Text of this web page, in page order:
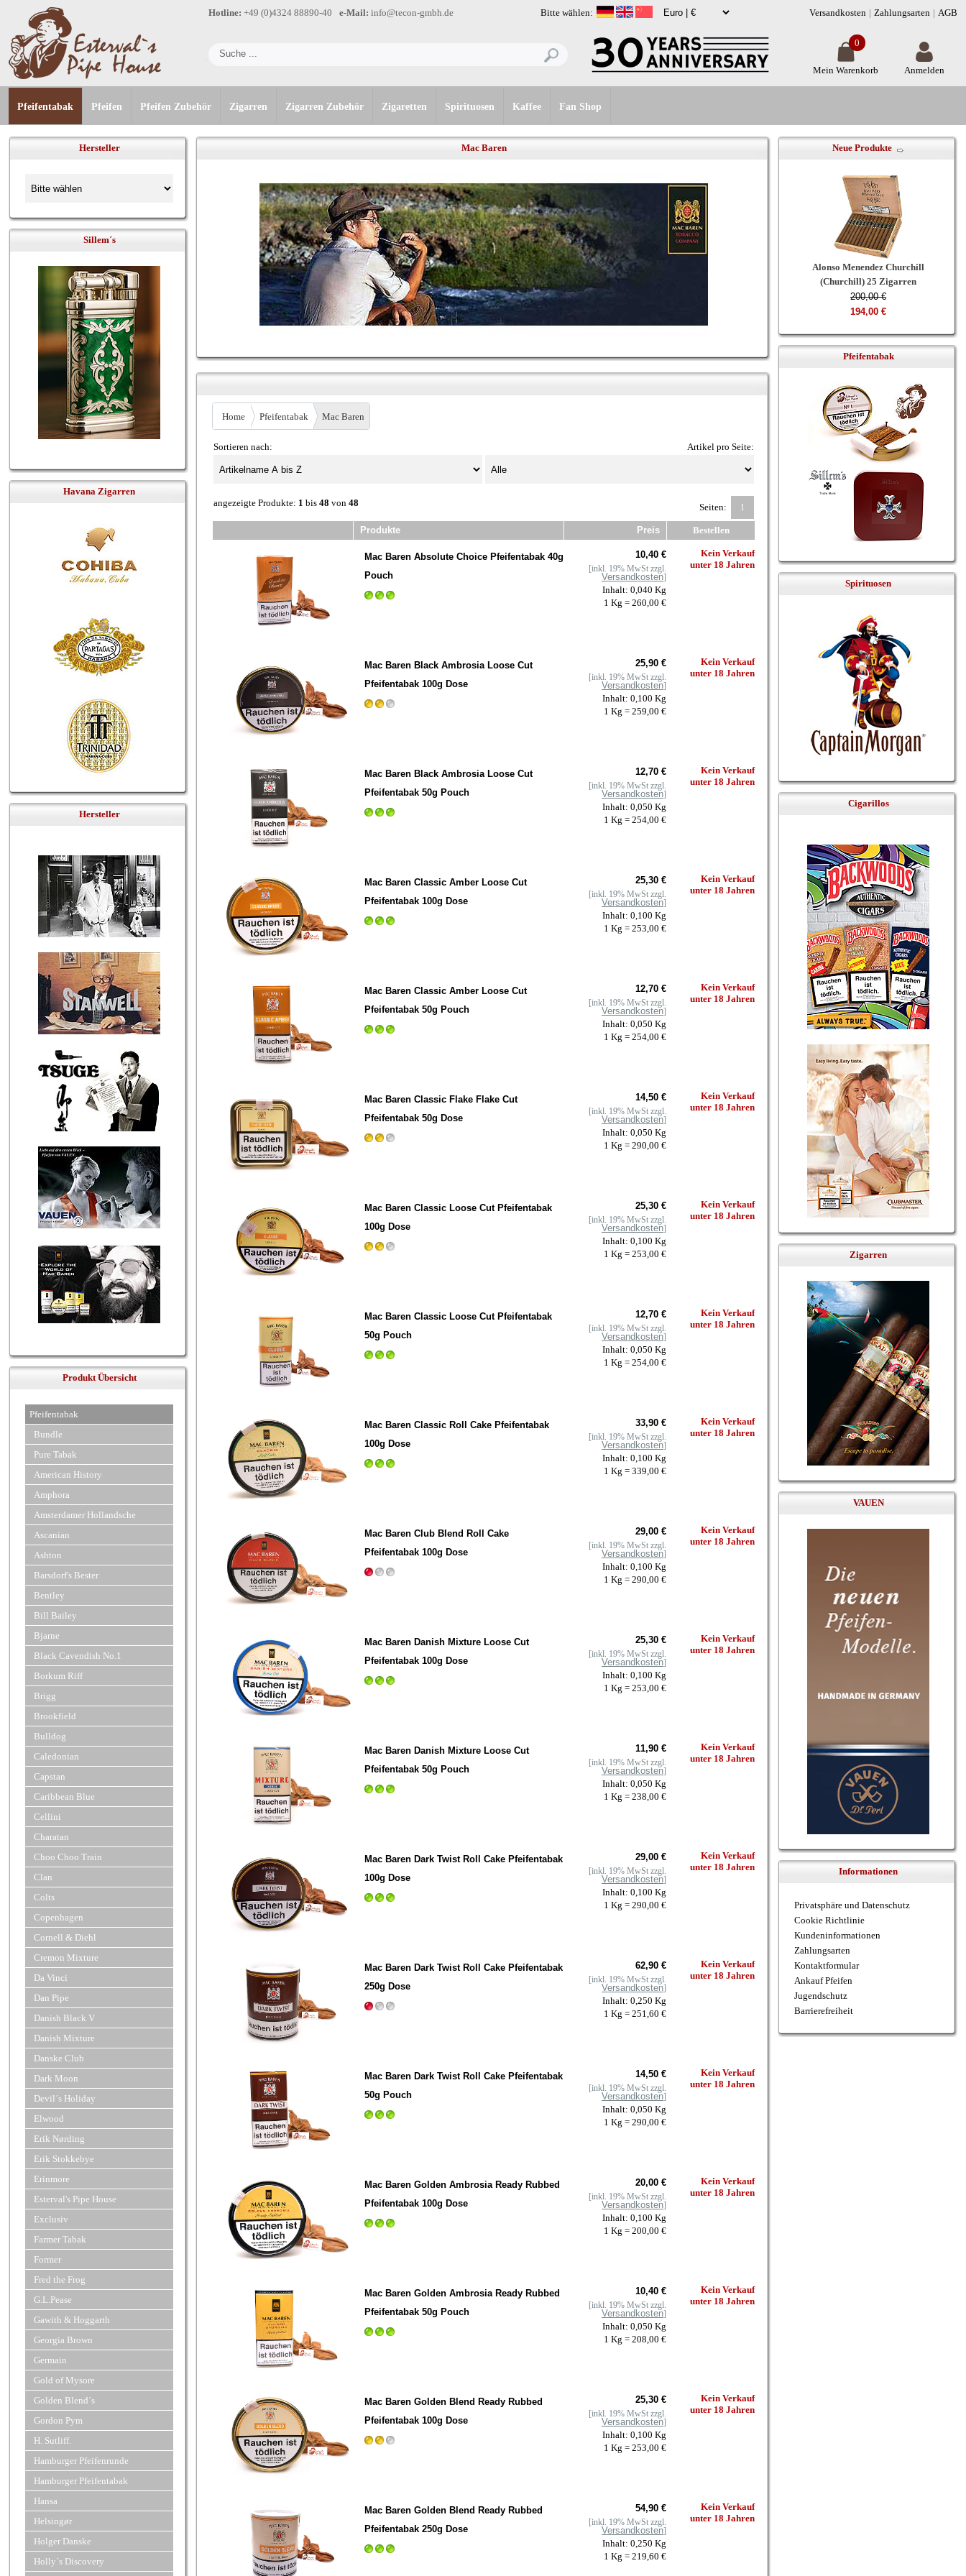
Bitte wählen:
Hotline: +49 (0)4324 88890-40 e-Mail: info@tecon-gmbh.de Versandkosten Zahlungsarten AGB
Anmelden
Mein Warenkorb
0
Pfeifentabak Pfeifen Pfeifen Zubehör Zigarren Zigarren Zubehör Zigaretten Spirituosen Kaffee Fan Shop
Hersteller
Sillem´s
Havana Zigarren
Hersteller
Produkt Übersicht
Pfeifentabak
Bundle
Pure Tabak
American History
Amphora
Amsterdamer Hollandsche
Ascanian
Ashton
Barsdorf's Bester
Bentley
Bill Bailey
Bjarne
Black Cavendish No.1
Borkum Riff
Brigg
Brookfield
Bulldog
Caledonian
Capstan
Caribbean Blue
Cellini
Charatan
Choo Choo Train
Clan
Colts
Copenhagen
Cornell & Diehl
Cremon Mixture
Da Vinci
Dan Pipe
Danish Black V
Danish Mixture
Danske Club
Dark Moon
Devil´s Holiday
Elwood
Erik Nørding
Erik Stokkebye
Erinmore
Esterval's Pipe House
Exclusiv
Farmer Tabak
Former
Fred the Frog
G.L.Pease
Gawith & Hoggarth
Georgia Brown
Germain
Gold of Mysore
Golden Blend´s
Gordon Pym
H. Sutliff.
Hamburger Pfeifenrunde
Hamburger Pfeifentabak
Hansa
Helsingør
Holger Danske
Holly´s Discovery
Mac Baren
Home Pfeifentabak Mac Baren
Sortieren nach: Artikel pro Seite:
angezeigte Produkte: 1 bis 48 von 48 Seiten: 1
Produkte Preis Bestellen
Mac Baren Absolute Choice Pfeifentabak 40g
Pouch
10,40 €
[inkl. 19% MwSt zzgl.
Versandkosten]
Inhalt: 0,040 Kg
1 Kg = 260,00 €
Kein Verkauf
unter 18 Jahren
Mac Baren Black Ambrosia Loose Cut
Pfeifentabak 100g Dose
25,90 €
[inkl. 19% MwSt zzgl.
Versandkosten]
Inhalt: 0,100 Kg
1 Kg = 259,00 €
Kein Verkauf
unter 18 Jahren
Mac Baren Black Ambrosia Loose Cut
Pfeifentabak 50g Pouch
12,70 €
[inkl. 19% MwSt zzgl.
Versandkosten]
Inhalt: 0,050 Kg
1 Kg = 254,00 €
Kein Verkauf
unter 18 Jahren
Mac Baren Classic Amber Loose Cut
Pfeifentabak 100g Dose
25,30 €
[inkl. 19% MwSt zzgl.
Versandkosten]
Inhalt: 0,100 Kg
1 Kg = 253,00 €
Kein Verkauf
unter 18 Jahren
Mac Baren Classic Amber Loose Cut
Pfeifentabak 50g Pouch
12,70 €
[inkl. 19% MwSt zzgl.
Versandkosten]
Inhalt: 0,050 Kg
1 Kg = 254,00 €
Kein Verkauf
unter 18 Jahren
Mac Baren Classic Flake Flake Cut
Pfeifentabak 50g Dose
14,50 €
[inkl. 19% MwSt zzgl.
Versandkosten]
Inhalt: 0,050 Kg
1 Kg = 290,00 €
Kein Verkauf
unter 18 Jahren
Mac Baren Classic Loose Cut Pfeifentabak
100g Dose
25,30 €
[inkl. 19% MwSt zzgl.
Versandkosten]
Inhalt: 0,100 Kg
1 Kg = 253,00 €
Kein Verkauf
unter 18 Jahren
Mac Baren Classic Loose Cut Pfeifentabak
50g Pouch
12,70 €
[inkl. 19% MwSt zzgl.
Versandkosten]
Inhalt: 0,050 Kg
1 Kg = 254,00 €
Kein Verkauf
unter 18 Jahren
Mac Baren Classic Roll Cake Pfeifentabak
100g Dose
33,90 €
[inkl. 19% MwSt zzgl.
Versandkosten]
Inhalt: 0,100 Kg
1 Kg = 339,00 €
Kein Verkauf
unter 18 Jahren
Mac Baren Club Blend Roll Cake
Pfeifentabak 100g Dose
29,00 €
[inkl. 19% MwSt zzgl.
Versandkosten]
Inhalt: 0,100 Kg
1 Kg = 290,00 €
Kein Verkauf
unter 18 Jahren
Mac Baren Danish Mixture Loose Cut
Pfeifentabak 100g Dose
25,30 €
[inkl. 19% MwSt zzgl.
Versandkosten]
Inhalt: 0,100 Kg
1 Kg = 253,00 €
Kein Verkauf
unter 18 Jahren
Mac Baren Danish Mixture Loose Cut
Pfeifentabak 50g Pouch
11,90 €
[inkl. 19% MwSt zzgl.
Versandkosten]
Inhalt: 0,050 Kg
1 Kg = 238,00 €
Kein Verkauf
unter 18 Jahren
Mac Baren Dark Twist Roll Cake Pfeifentabak
100g Dose
29,00 €
[inkl. 19% MwSt zzgl.
Versandkosten]
Inhalt: 0,100 Kg
1 Kg = 290,00 €
Kein Verkauf
unter 18 Jahren
Mac Baren Dark Twist Roll Cake Pfeifentabak
250g Dose
62,90 €
[inkl. 19% MwSt zzgl.
Versandkosten]
Inhalt: 0,250 Kg
1 Kg = 251,60 €
Kein Verkauf
unter 18 Jahren
Mac Baren Dark Twist Roll Cake Pfeifentabak
50g Pouch
14,50 €
[inkl. 19% MwSt zzgl.
Versandkosten]
Inhalt: 0,050 Kg
1 Kg = 290,00 €
Kein Verkauf
unter 18 Jahren
Mac Baren Golden Ambrosia Ready Rubbed
Pfeifentabak 100g Dose
20,00 €
[inkl. 19% MwSt zzgl.
Versandkosten]
Inhalt: 0,100 Kg
1 Kg = 200,00 €
Kein Verkauf
unter 18 Jahren
Mac Baren Golden Ambrosia Ready Rubbed
Pfeifentabak 50g Pouch
10,40 €
[inkl. 19% MwSt zzgl.
Versandkosten]
Inhalt: 0,050 Kg
1 Kg = 208,00 €
Kein Verkauf
unter 18 Jahren
Mac Baren Golden Blend Ready Rubbed
Pfeifentabak 100g Dose
25,30 €
[inkl. 19% MwSt zzgl.
Versandkosten]
Inhalt: 0,100 Kg
1 Kg = 253,00 €
Kein Verkauf
unter 18 Jahren
Mac Baren Golden Blend Ready Rubbed
Pfeifentabak 250g Dose
54,90 €
[inkl. 19% MwSt zzgl.
Versandkosten]
Inhalt: 0,250 Kg
1 Kg = 219,60 €
Kein Verkauf
unter 18 Jahren
Neue Produkte
Alonso Menendez Churchill
(Churchill) 25 Zigarren
200,00 €
194,00 €
Pfeifentabak
Spirituosen
Cigarillos
Zigarren
VAUEN
Informationen
Privatsphäre und Datenschutz
Cookie Richtlinie
Kundeninformationen
Zahlungsarten
Kontaktformular
Ankauf Pfeifen
Jugendschutz
Barrierefreiheit